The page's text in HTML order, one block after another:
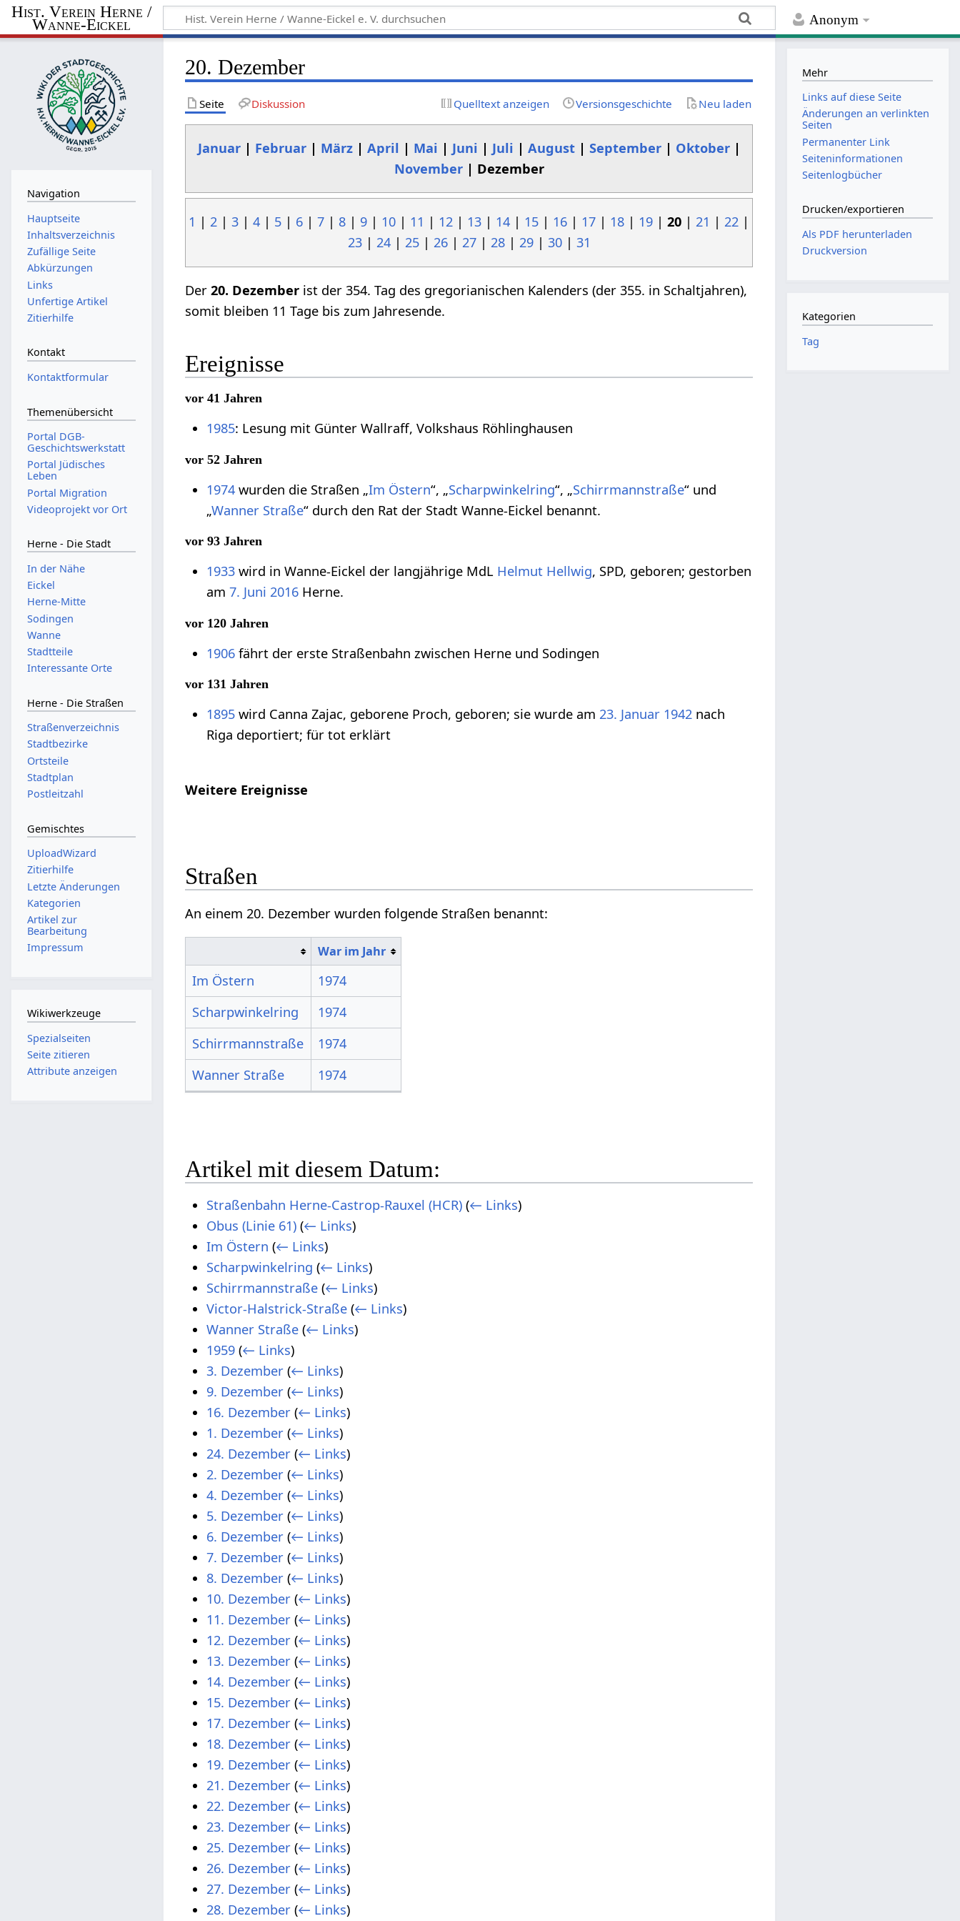
Anonym
Hist. Verein Herne /
Wanne-Eickel
20. Dezember
Seite Diskussion Quelltext anzeigen Versionsgeschichte Neu laden
Januar| Februar| März| April | Mai | Juni | Juli | August| September| Oktober|
November| Dezember
1 |2 |3 |4 | 5 | 6 |7 | 8 | 9 | 10 | 11 | 12 | 13 | 14 | 15 | 16 | 17 | 18 | 19 |20 |21 |22 |
23| 24| 25| 26| 27| 28| 29| 30| 31
Der20. Dezember ist der 354. Tag des gregorianischen Kalenders (der 355. in Schaltjahren),
somit bleiben 11 Tage bis zum Jahresende.
Ereignisse
vor 41 Jahren
1985: Lesung mit Günter Wallraff, Volkshaus Röhlinghausen
vor 52 Jahren
1974wurden die Straßen „Im Östern“, „Scharpwinkelring“, „Schirrmannstraße“ und
„Wanner Straße“ durch den Rat der Stadt Wanne-Eickel benannt.
vor 93 Jahren
1933wird in Wanne-Eickel der langjährige MdL Helmut Hellwig, SPD, geboren; gestorben
am 7. Juni 2016Herne.
vor 120 Jahren
1906fährt der erste Straßenbahn zwischen Herne und Sodingen
vor 131 Jahren
1895wird Canna Zajac, geborene Proch, geboren; sie wurde am 23. Januar 1942nach
Riga deportiert; für tot erklärt
Weitere Ereignisse
Straßen
An einem 20. Dezember wurden folgende Straßen benannt:
War im Jahr
Im Östern
1974
Scharpwinkelring
1974
Schirrmannstraße
1974
Wanner Straße
1974
Artikel mit diesem Datum:
Straßenbahn Herne-Castrop-Rauxel (HCR) (← Links)
Obus (Linie 61) (← Links)
Im Östern (← Links)
Scharpwinkelring (← Links)
Schirrmannstraße (← Links)
Victor-Halstrick-Straße (← Links)
Wanner Straße (← Links)
1959 (← Links)
3. Dezember (← Links)
9. Dezember (← Links)
16. Dezember (← Links)
1. Dezember (← Links)
24. Dezember (← Links)
2. Dezember (← Links)
4. Dezember (← Links)
5. Dezember (← Links)
6. Dezember (← Links)
7. Dezember (← Links)
8. Dezember (← Links)
10. Dezember (← Links)
11. Dezember (← Links)
12. Dezember (← Links)
13. Dezember (← Links)
14. Dezember (← Links)
15. Dezember (← Links)
17. Dezember (← Links)
18. Dezember (← Links)
19. Dezember (← Links)
21. Dezember (← Links)
22. Dezember (← Links)
23. Dezember (← Links)
25. Dezember (← Links)
26. Dezember (← Links)
27. Dezember (← Links)
28. Dezember (← Links)
Navigation
Hauptseite
Inhaltsverzeichnis
Zufällige Seite
Abkürzungen
Links
Unfertige Artikel
Zitierhilfe
Kontakt
Kontaktformular
Themenübersicht
Portal DGB-
Geschichtswerkstatt
Portal Jüdisches
Leben
Portal Migration
Videoprojekt vor Ort
Herne - Die Stadt
In der Nähe
Eickel
Herne-Mitte
Sodingen
Wanne
Stadtteile
Interessante Orte
Herne - Die Straßen
Straßenverzeichnis
Stadtbezirke
Ortsteile
Stadtplan
Postleitzahl
Gemischtes
UploadWizard
Zitierhilfe
Letzte Änderungen
Kategorien
Artikel zur
Bearbeitung
Impressum
Wikiwerkzeuge
Spezialseiten
Seite zitieren
Attribute anzeigen
Mehr
Links auf diese Seite
Änderungen an verlinkten
Seiten
Permanenter Link
Seiten­­informationen
Seitenlogbücher
Drucken/­exportieren
Als PDF herunterladen
Druckversion
Kategorien
Tag